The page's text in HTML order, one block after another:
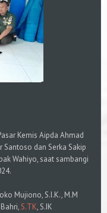
Kemis Aipda Ahmad
Santoso dan Serka Sakip
Wahiyo, saat sambangi
Mujiono, S.I.K., M.M
S.TK, S.IK